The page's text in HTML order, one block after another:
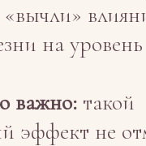
на уровень
важно: такой
эффект не